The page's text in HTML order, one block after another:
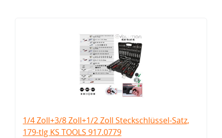
1/4 Zoll+3/8 Zoll+1/2 Zoll Steckschlüssel-Satz,
179-tlg KS TOOLS 917.0779